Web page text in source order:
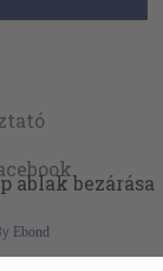
Ebond